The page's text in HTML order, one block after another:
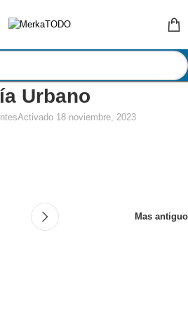
Urbano
Activado 18 noviembre, 2023
Mas antiguo